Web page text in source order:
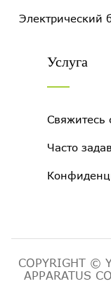
Электрический
Услуга
Свяжитесь
Часто
COPYRIGHT ©
APPARATUS